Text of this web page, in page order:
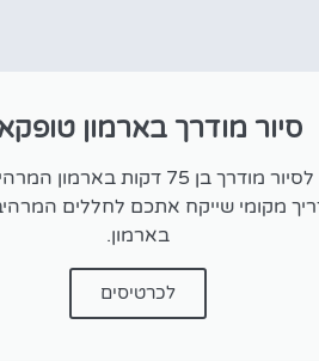
סיור מודרך בארמון
צאו לסיור מודרך בן 75 דקות
מקומי שייקח אתכם לחללים
בארמון.
לכרטיסים